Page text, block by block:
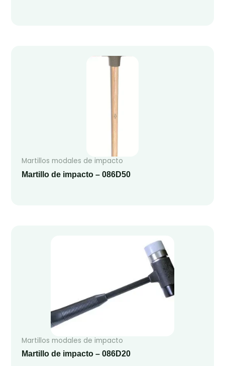
Martillos modales de impacto
Martillo de impacto – 086D50
Martillos modales de impacto
Martillo de impacto – 086D20